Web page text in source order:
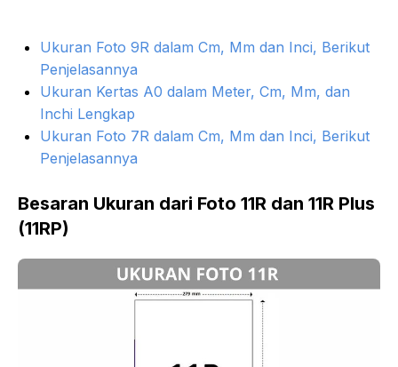
Ukuran Foto 9R dalam Cm, Mm dan Inci, Berikut
Penjelasannya
Ukuran Kertas A0 dalam Meter, Cm, Mm, dan
Inchi Lengkap
Ukuran Foto 7R dalam Cm, Mm dan Inci, Berikut
Penjelasannya
Besaran Ukuran dari Foto 11R dan 11R Plus
(11RP)